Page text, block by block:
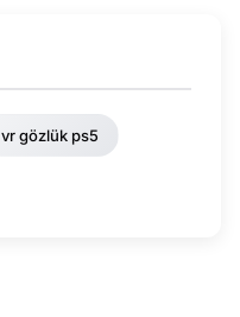
vr gözlük ps5